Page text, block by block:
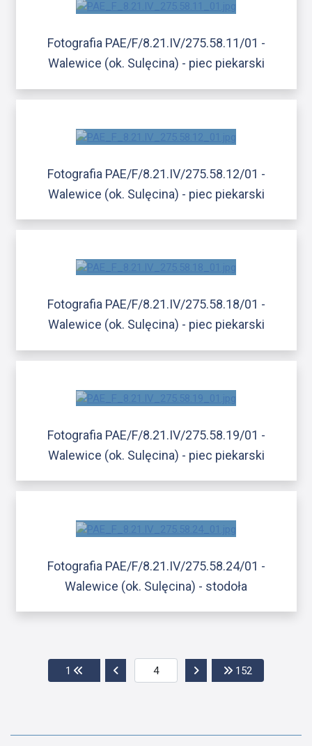
Fotografia PAE/F/8.21.IV/275.58.11/01 -
Walewice (ok. Sulęcina) - piec piekarski
Fotografia PAE/F/8.21.IV/275.58.12/01 -
Walewice (ok. Sulęcina) - piec piekarski
Fotografia PAE/F/8.21.IV/275.58.18/01 -
Walewice (ok. Sulęcina) - piec piekarski
Fotografia PAE/F/8.21.IV/275.58.19/01 -
Walewice (ok. Sulęcina) - piec piekarski
Fotografia PAE/F/8.21.IV/275.58.24/01 -
Walewice (ok. Sulęcina) - stodoła
1 Przejdź do pierwszej strony
Przejdź do poprzedniej strony
Przejdź do następnej
152